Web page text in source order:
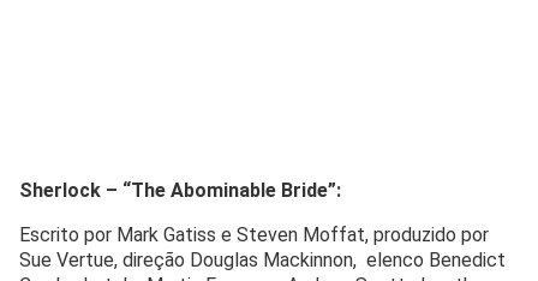
Sherlock – “The Abominable Bride”:
Escrito por Mark Gatiss e Steven Moffat, produzido por
Sue Vertue, direção Douglas Mackinnon, elenco Benedict